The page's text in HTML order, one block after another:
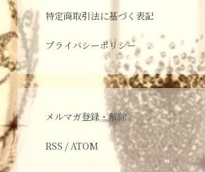
特定商取引法に基づく表記
プライバシーポリシー
メルマガ登録・解除
RSS / ATOM